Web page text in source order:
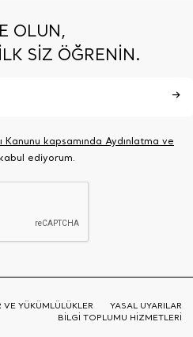
OLUN,
SİZ ÖĞRENİN.
Kanunu kapsamında Aydınlatma ve
ediyorum.
VE YÜKÜMLÜLÜKLER
YASAL UYARILAR
BİLGİ TOPLUMU HİZMETLERİ